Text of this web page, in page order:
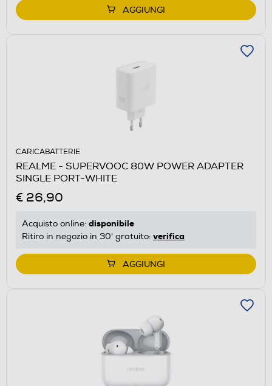
AGGIUNGI
CARICABATTERIE
REALME - SUPERVOOC 80W POWER ADAPTER
SINGLE PORT-WHITE
€ 26,90
Acquisto online: disponibile
Ritiro in negozio in 30' gratuito: verifica
AGGIUNGI